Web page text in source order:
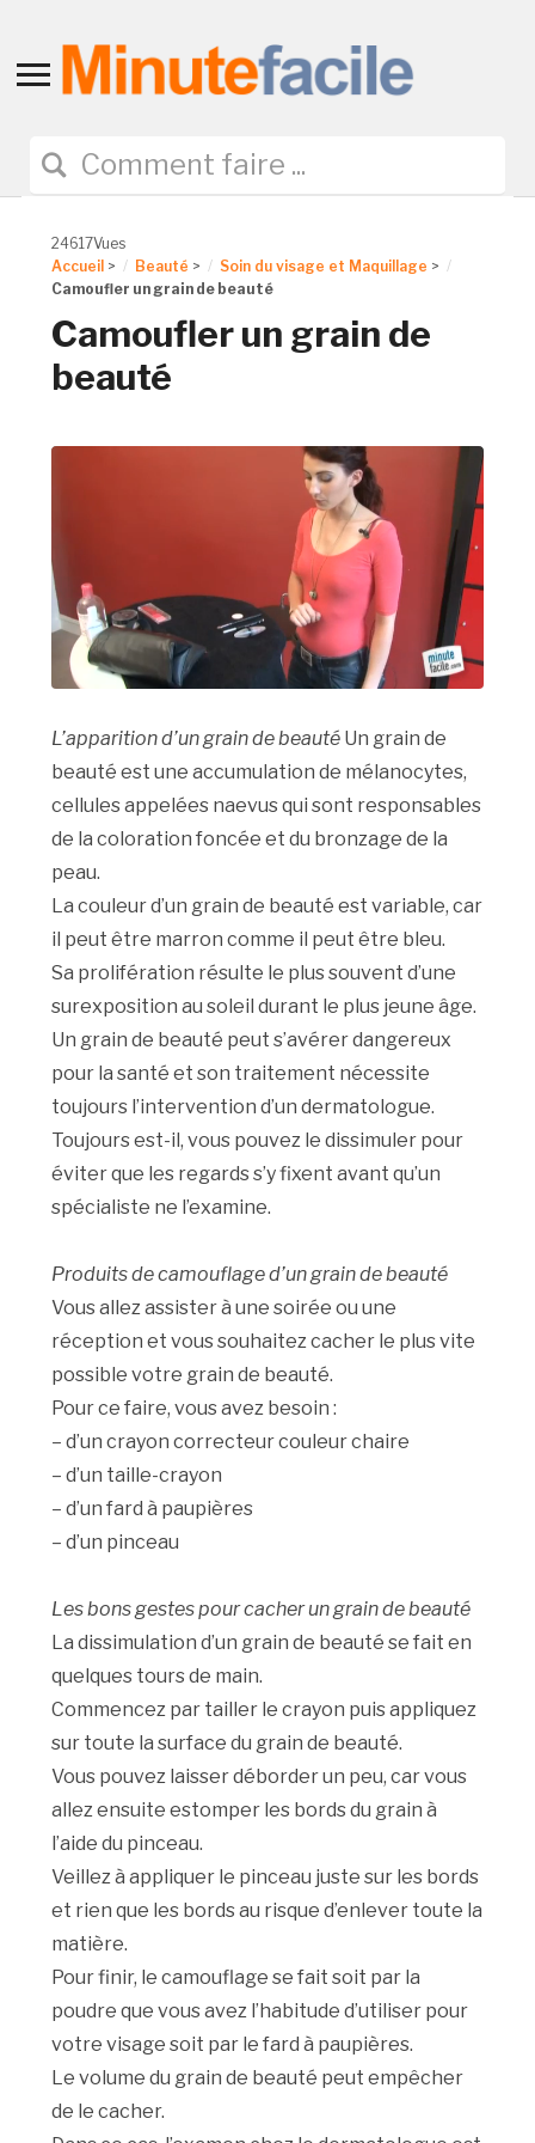
Toggle
navigation
24617Vues
Accueil > Beauté > Soin du visage et Maquillage >
Camoufler un grain de beauté
Camoufler un grain de
beauté
L’apparition d’un grain de beauté Un grain de
beauté est une accumulation de mélanocytes,
cellules appelées naevus qui sont responsables
de la coloration foncée et du bronzage de la
peau.
La couleur d’un grain de beauté est variable, car
il peut être marron comme il peut être bleu.
Sa prolifération résulte le plus souvent d’une
surexposition au soleil durant le plus jeune âge.
Un grain de beauté peut s’avérer dangereux
pour la santé et son traitement nécessite
toujours l’intervention d’un dermatologue.
Toujours est-il, vous pouvez le dissimuler pour
éviter que les regards s’y fixent avant qu’un
spécialiste ne l’examine.
Produits de camouflage d’un grain de beauté
Vous allez assister à une soirée ou une
réception et vous souhaitez cacher le plus vite
possible votre grain de beauté.
Pour ce faire, vous avez besoin :
– d’un crayon correcteur couleur chaire
– d’un taille-crayon
– d’un fard à paupières
– d’un pinceau
Les bons gestes pour cacher un grain de beauté
La dissimulation d’un grain de beauté se fait en
quelques tours de main.
Commencez par tailler le crayon puis appliquez
sur toute la surface du grain de beauté.
Vous pouvez laisser déborder un peu, car vous
allez ensuite estomper les bords du grain à
l’aide du pinceau.
Veillez à appliquer le pinceau juste sur les bords
et rien que les bords au risque d’enlever toute la
matière.
Pour finir, le camouflage se fait soit par la
poudre que vous avez l’habitude d’utiliser pour
votre visage soit par le fard à paupières.
Le volume du grain de beauté peut empêcher
de le cacher.